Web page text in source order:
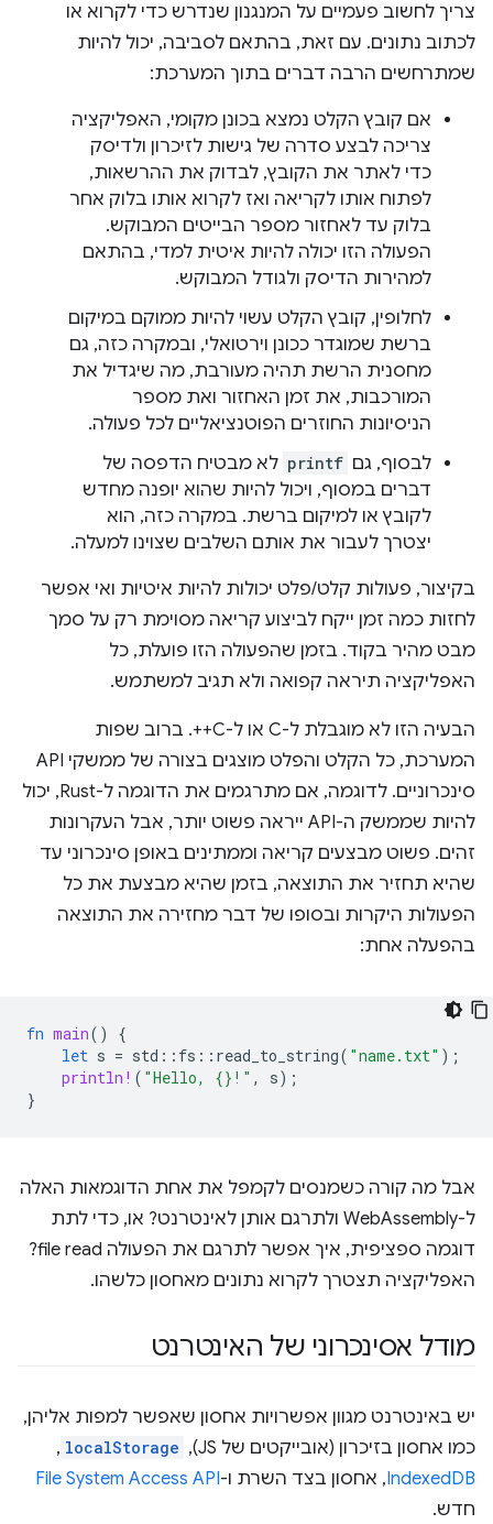
צריך לחשוב פעמיים על המנגנון שנדרש כדי לקרוא או
לכתוב נתונים. עם זאת, בהתאם לסביבה, יכול להיות
שמתרחשים הרבה דברים בתוך המערכת:
אם קובץ הקלט נמצא בכונן מקומי, האפליקציה
צריכה לבצע סדרה של גישות לזיכרון ולדיסק
כדי לאתר את הקובץ, לבדוק את ההרשאות,
לפתוח אותו לקריאה ואז לקרוא אותו בלוק אחר
בלוק עד לאחזור מספר הבייטים המבוקש.
הפעולה הזו יכולה להיות איטית למדי, בהתאם
למהירות הדיסק ולגודל המבוקש.
לחלופין, קובץ הקלט עשוי להיות ממוקם במיקום
ברשת שמוגדר ככונן וירטואלי, ובמקרה כזה, גם
מחסנית הרשת תהיה מעורבת, מה שיגדיל את
המורכבות, את זמן האחזור ואת מספר
הניסיונות החוזרים הפוטנציאליים לכל פעולה.
לבסוף, גם printf לא מבטיח הדפסה של
דברים במסוף, ויכול להיות שהוא יופנה מחדש
לקובץ או למיקום ברשת. במקרה כזה, הוא
יצטרך לעבור את אותם השלבים שצוינו למעלה.
בקיצור, פעולות קלט/פלט יכולות להיות איטיות ואי אפשר
לחזות כמה זמן ייקח לביצוע קריאה מסוימת רק על סמך
מבט מהיר בקוד. בזמן שהפעולה הזו פועלת, כל
האפליקציה תיראה קפואה ולא תגיב למשתמש.
הבעיה הזו לא מוגבלת ל-C או ל-C++. ברוב שפות
המערכת, כל הקלט והפלט מוצגים בצורה של ממשקי API
סינכרוניים. לדוגמה, אם מתרגמים את הדוגמה ל-Rust, יכול
להיות שממשק ה-API ייראה פשוט יותר, אבל העקרונות
זהים. פשוט מבצעים קריאה וממתינים באופן סינכרוני עד
שהיא תחזיר את התוצאה, בזמן שהיא מבצעת את כל
הפעולות היקרות ובסופו של דבר מחזירה את התוצאה
בהפעלה אחת:
fn main()
{
let s = std :: fs :: read_to_string( "name.txt" );
println! ( "Hello, {}!" , s);
}
אבל מה קורה כשמנסים לקמפל את אחת הדוגמאות האלה
ל-WebAssembly ולתרגם אותן לאינטרנט? או, כדי לתת
דוגמה ספציפית, איך אפשר לתרגם את הפעולה file read?
האפליקציה תצטרך לקרוא נתונים מאחסון כלשהו.
מודל אסינכרוני של האינטרנט
יש באינטרנט מגוון אפשרויות אחסון שאפשר למפות אליהן,
כמו אחסון בזיכרון (אובייקטים של JS),‏
localStorage
,‏
IndexedDB, אחסון בצד השרת ו-File System Access API
חדש.